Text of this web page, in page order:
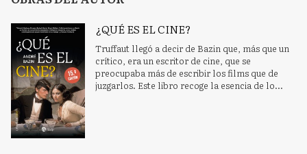
¿QUÉ ES EL CINE?
Truffaut llegó a decir de Bazin que, más que un
crítico, era un escritor de cine, que se
preocupaba más de escribir los films que de
juzgarlos. Este libro recoge la esencia de lo...